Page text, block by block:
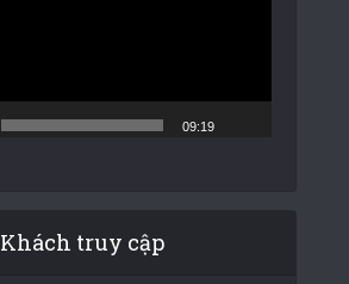
09:19
Khách truy cập